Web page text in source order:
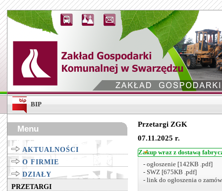
BIP
Menu
Przetargi ZGK
07.11.2025 r.
Zakup wraz z dostawą
- ogłoszenie [142KB .pdf]
- SWZ [675KB .pdf]
- link do ogłoszenia o
AKTUALNOŚCI
O FIRMIE
DZIAŁY
PRZETARGI